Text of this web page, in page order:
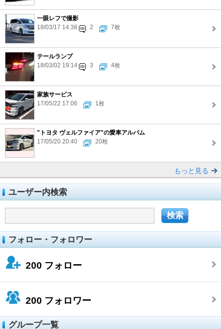
一眼レフで撮影
18/03/17 14:38
2 7枚
テールランプ
18/03/02 19:14
3 4枚
家族サービス
17/05/22 17:06
1枚
"トヨタ ヴェルファイア"の愛車アルバム
17/05/20 20:40
20枚
もっと見る
ユーザー内検索
フォロー・フォロワー
200 フォロー
200 フォロワー
グループ一覧